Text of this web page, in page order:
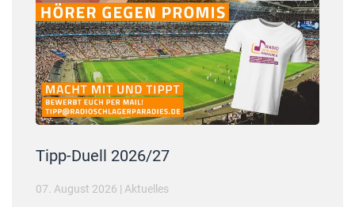
Tipp-Duell 2026/27
07. August 2026 | Aktuelles